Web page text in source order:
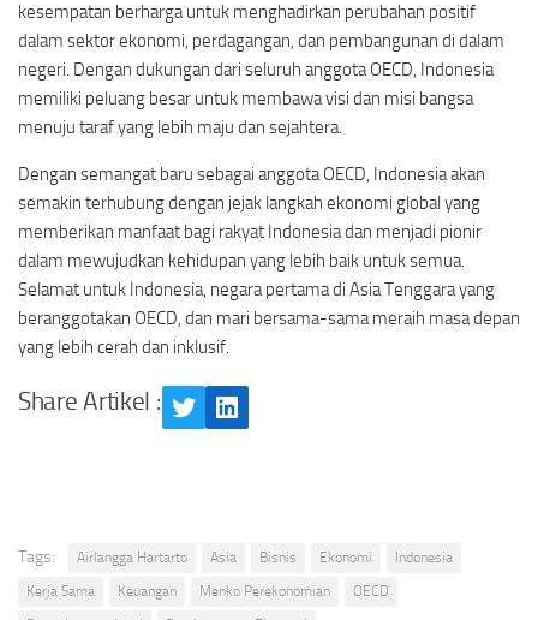
kesempatan berharga untuk menghadirkan perubahan positif
dalam sektor ekonomi, perdagangan, dan pembangunan di dalam
negeri. Dengan dukungan dari seluruh anggota OECD, Indonesia
memiliki peluang besar untuk membawa visi dan misi bangsa
menuju taraf yang lebih maju dan sejahtera.
Dengan semangat baru sebagai anggota OECD, Indonesia akan
semakin terhubung dengan jejak langkah ekonomi global yang
memberikan manfaat bagi rakyat Indonesia dan menjadi pionir
dalam mewujudkan kehidupan yang lebih baik untuk semua.
Selamat untuk Indonesia, negara pertama di Asia Tenggara yang
beranggotakan OECD, dan mari bersama-sama meraih masa depan
yang lebih cerah dan inklusif.
Share Artikel :
TwitterLinkedIn
Tags: Airlangga Hartarto Asia Bisnis Ekonomi
Indonesia
Kerja Sama
Keuangan Menko Perekonomian
OECD